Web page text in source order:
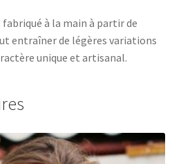
à la main à partir de
entraîner de légères variations
unique et artisanal.